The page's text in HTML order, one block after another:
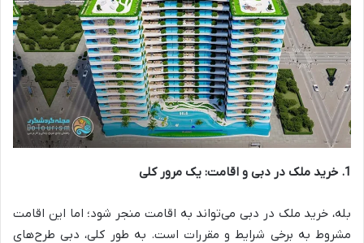
1. خرید ملک در دبی و اقامت: یک مرور کلی
بله، خرید ملک در دبی می‌تواند به اقامت منجر شود؛ اما این اقامت
مشروط به برخی شرایط و مقررات است. به طور کلی، دبی طرح‌های